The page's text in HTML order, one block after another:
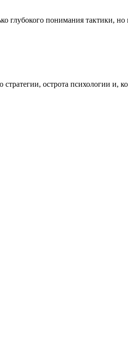
глубокого понимания тактики,
острота психологии и,